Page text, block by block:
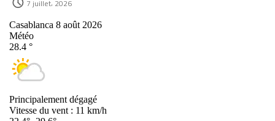
7 juillet، 2026